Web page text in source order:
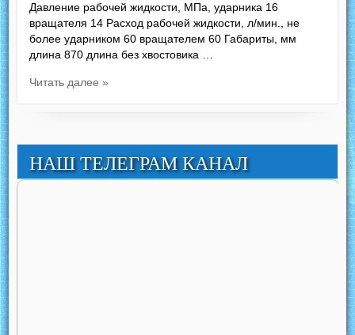
Давление рабочей жидкости, МПа, ударника 16
вращателя 14 Расход рабочей жидкости, л/мин., не
более ударником 60 вращателем 60 Габариты, мм
длина 870 длина без хвостовика …
Читать далее »
НАШ ТЕЛЕГРАМ КАНАЛ